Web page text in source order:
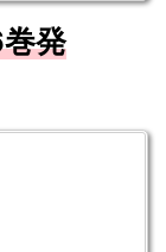
発